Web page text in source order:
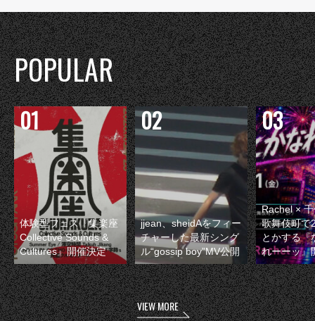
POPULAR
体験型フェス『集楽座
Collective Sounds &
Cultures』開催決定
jjean、sheidAをフィー
チャーした最新シング
ル“gossip boy”MV公開
Rachel ×
歌舞伎町で
とかする『
れーーッ』
VIEW MORE